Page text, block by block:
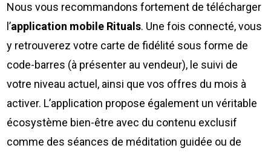
Nous vous recommandons fortement de télécharger
l’application mobile Rituals. Une fois connecté, vous
y retrouverez votre carte de fidélité sous forme de
code-barres (à présenter au vendeur), le suivi de
votre niveau actuel, ainsi que vos offres du mois à
activer. L’application propose également un véritable
écosystème bien-être avec du contenu exclusif
comme des séances de méditation guidée ou de